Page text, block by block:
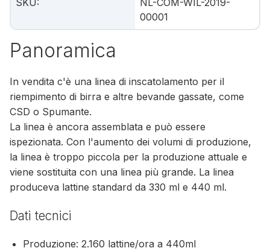
SKU:
NL-COM-WIL-2019-
00001
Panoramica
In vendita c'è una linea di inscatolamento per il
riempimento di birra e altre bevande gassate, come
CSD o Spumante.
La linea è ancora assemblata e può essere
ispezionata. Con l'aumento dei volumi di produzione,
la linea è troppo piccola per la produzione attuale e
viene sostituita con una linea più grande. La linea
produceva lattine standard da 330 ml e 440 ml.
Dati tecnici
Produzione: 2.160 lattine/ora a 440ml